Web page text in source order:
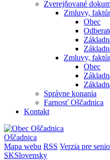
Zverejňované
Zmluvy,
Obec
Zmluvy,
Obec
Správne konania
Farnosť Oščadnica
Kontakt
Oščadnica
Mapa webu RSS Verzia pre
SKSlovensky